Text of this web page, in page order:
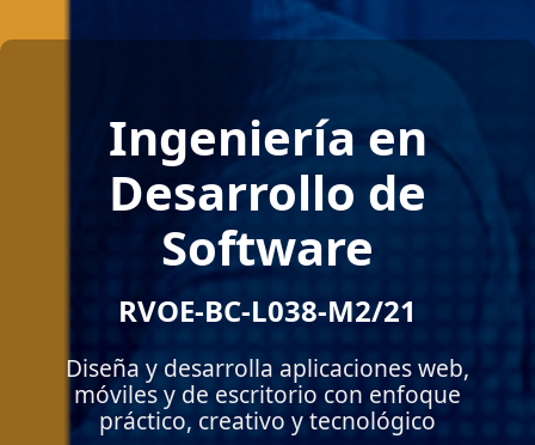
Ingeniería en
Desarrollo de
Software
RVOE-BC-L038-M2/21
Diseña y desarrolla aplicaciones web,
móviles y de escritorio con enfoque
práctico, creativo y tecnológico